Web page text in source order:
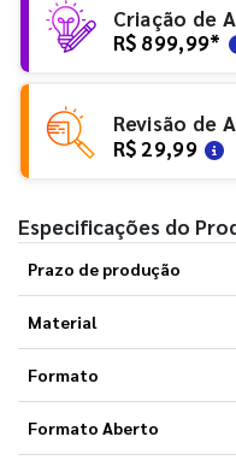
Criação de
R$ 899,99*
Revisão de
R$ 29,99
Especificações do
Prazo de produção
Material
Formato
Formato Aberto